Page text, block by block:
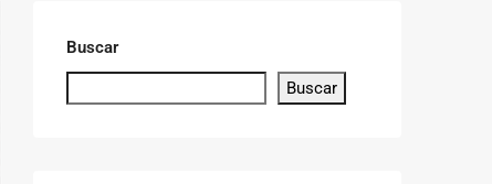
Buscar
Buscar